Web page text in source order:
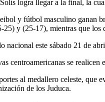
logra llegar a la final, la
y fútbol masculino ganan
y (25-17), mientras que
este sábado 21 de
centroamericanas se
al medallero celeste, que
de los Juduca.